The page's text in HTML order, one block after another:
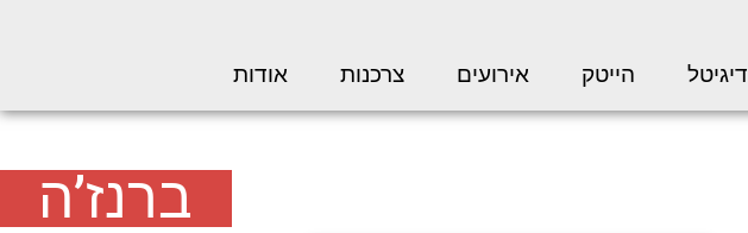
דיגיטל הייטק אירועים צרכנות אודות
ברנז’ה